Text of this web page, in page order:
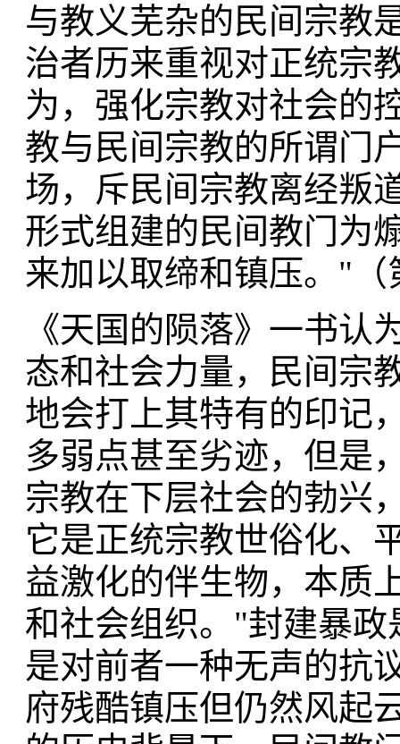
与教义芜杂的民间宗教
治者历来重视对正统宗
为，强化宗教对社会的
教与民间宗教的所谓门
场，斥民间宗教离经叛
形式组建的民间教门为
来加以取缔和镇压。"（
《天国的陨落》一书认
态和社会力量，民间宗
地会打上其特有的印记
多弱点甚至劣迹，但是
宗教在下层社会的勃兴
它是正统宗教世俗化、
益激化的伴生物，本质
和社会组织。"封建暴
是对前者一种无声的抗
府残酷镇压但仍然风起